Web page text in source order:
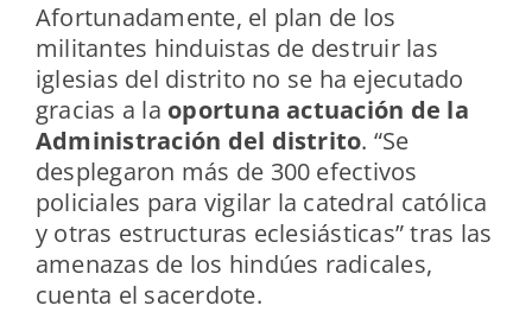
Afortunadamente, el plan de los
militantes hinduistas de destruir las
iglesias del distrito no se ha ejecutado
gracias a la oportuna actuación de la
Administración del distrito. “Se
desplegaron más de 300 efectivos
policiales para vigilar la catedral católica
y otras estructuras eclesiásticas” tras las
amenazas de los hindúes radicales,
cuenta el sacerdote.